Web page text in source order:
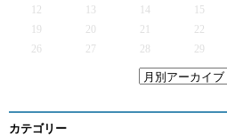
12
13 14 15
19
20 21 22
26
27 28 29
カテゴリー